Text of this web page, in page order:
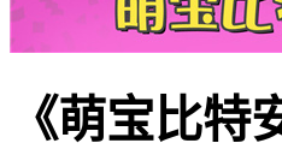
《萌宝比